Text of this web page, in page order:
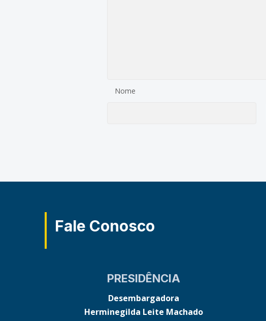
Nome
Fale Conosco
PRESIDÊNCIA
Desembargadora
Herminegilda Leite Machado